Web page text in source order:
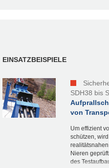
EINSATZBEISPIELE
SDH38 bis
von
Um effizient
schützen,
Nieren
des